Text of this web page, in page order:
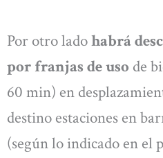
Por otro ladohabrá
por franjas de uso de
60 min) en
destino estaciones en
(según lo indicado en el